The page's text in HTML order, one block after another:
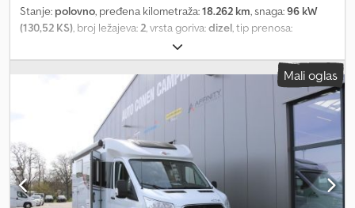
Stanje: polovno, pređena kilometraža:18.262 km, snaga:96 kW
(130,52 KS) , broj ležajeva: 2 , vrsta goriva:dizel , tip prenosa:
, prva registracija:
inspekcija (TÜV):02/2026, ukupna dužina:6.990 mm, ukupna
, ukupna visina:2.850 mm, emisioni razred:Euro 6,
3.500 kg , Godina proizvodnje: , Oprema:ABS,
centralno zaključavanje, elektronski program stabilnosti (ESP),
filter za čađ, klima uređaj, kupatilo, navigacioni sistem
BÜRSTNER LINEO T 690 G FREISTAAT-ED.: Vaš san o putovanju
postaje stvarnost! Dobro došli na vaše sledeće avanturističko
putovanje! Otkrijte svet uz ovaj vrhunski Bürstner Lineo T 690 G
Freistaat Edition! Doživite neograničenu slobodu, vrhunski komfor
Mali oglas